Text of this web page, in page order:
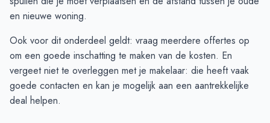
en nieuwe woning.
Ook voor dit onderdeel geldt: vraag meerdere offertes op
om een goede inschatting te maken van de kosten. En
vergeet niet te overleggen met je makelaar: die heeft vaak
goede contacten en kan je mogelijk aan een aantrekkelijke
deal helpen.